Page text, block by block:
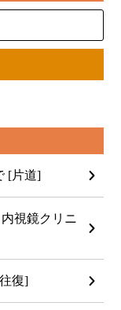
[片道]
視鏡クリニ
復]